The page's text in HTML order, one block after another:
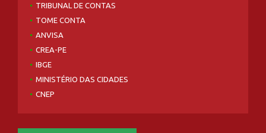
TRIBUNAL DE CONTAS
TOME CONTA
ANVISA
CREA-PE
IBGE
MINISTÉRIO DAS CIDADES
CNEP